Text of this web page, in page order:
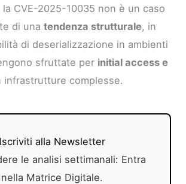
CVE-2025-10035 non è un caso
di unatendenza strutturale, in
di deserializzazione in ambienti
sfruttate per initial access e
infrastrutture complesse.
Iscriviti alla Newsletter
le analisi settimanali: Entra
nella Matrice Digitale.